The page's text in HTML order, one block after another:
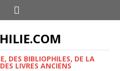
DES BIBLIOPHILES, DE LA
LIVRES ANCIENS